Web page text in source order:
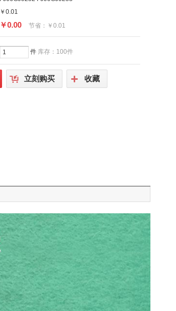
￥ 0.01
￥0.00 节省： ￥ 0.01
件 库存：100件
立刻购买 收藏